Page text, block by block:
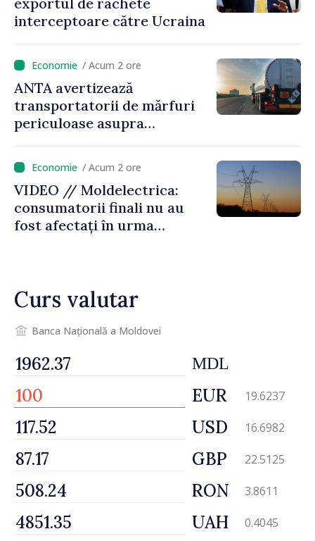
parcurs”
interceptoare către Ucraina
/ Acum 2 ore
ANTA avertizează
transportatorii de mărfuri
periculoase asupra
caniculă
/ Acum 2 ore
VIDEO // Moldelectrica:
consumatorii finali nu au
fost afectați în urma
regim prioritar
Curs valutar
Banca Națională a Moldovei
MDL
EUR 19.6237
USD 16.6982
GBP 22.5125
RON 3.8611
UAH 0.4045